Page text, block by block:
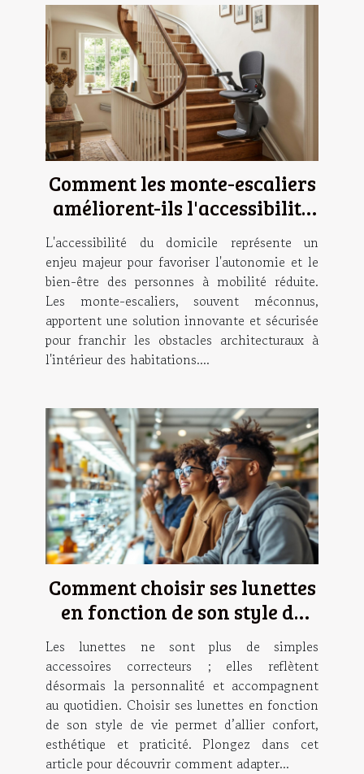
Comment les monte-escaliers
améliorent-ils l'accessibilité
domestique ?
L'accessibilité du domicile représente un
enjeu majeur pour favoriser l'autonomie et le
bien-être des personnes à mobilité réduite.
Les monte-escaliers, souvent méconnus,
apportent une solution innovante et sécurisée
pour franchir les obstacles architecturaux à
l'intérieur des habitations....
Comment choisir ses lunettes
en fonction de son style de
Les lunettes ne sont plus de simples
accessoires correcteurs ; elles reflètent
désormais la personnalité et accompagnent
au quotidien. Choisir ses lunettes en fonction
de son style de vie permet d’allier confort,
esthétique et praticité. Plongez dans cet
article pour découvrir comment adapter...